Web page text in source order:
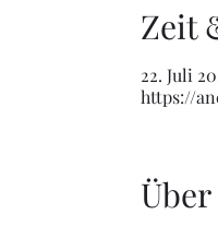
Zeit
22. Juli
https://